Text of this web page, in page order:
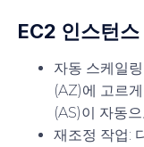
EC2 인스턴스
자동 스케일
(AZ)에 고르
(AS)이 자동
재조정 작업: